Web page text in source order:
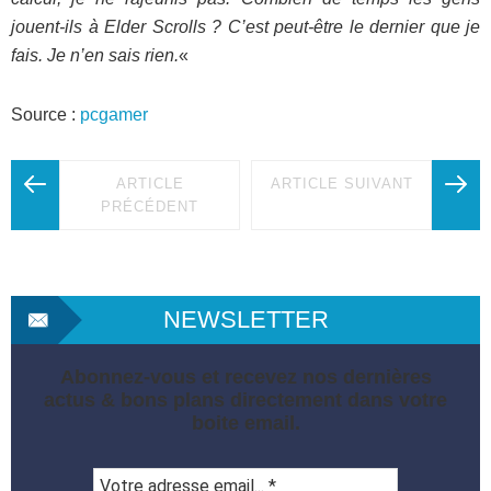
jouent-ils à Elder Scrolls ? C’est peut-être le dernier que je
fais. Je n’en sais rien.«
Source : pcgamer
ARTICLE
PRÉCÉDENT
ARTICLE SUIVANT
NEWSLETTER
Abonnez-vous et recevez nos dernières
actus & bons plans directement dans votre
boite email.